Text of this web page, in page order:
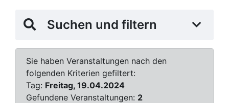
Suchen und filtern
Sie haben Veranstaltungen nach den
folgenden Kriterien gefiltert:
Tag: Freitag, 19.04.2024
Gefundene Veranstaltungen: 2